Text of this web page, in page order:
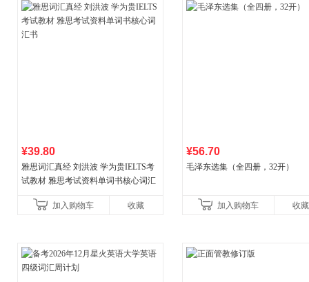
¥39.80
雅思词汇真经 刘洪波 学为贵IELTS考
试教材 雅思考试资料单词书核心词汇
加入购物车
收藏
¥56.70
毛泽东选集（全四册，32开）
加入购物车 收藏